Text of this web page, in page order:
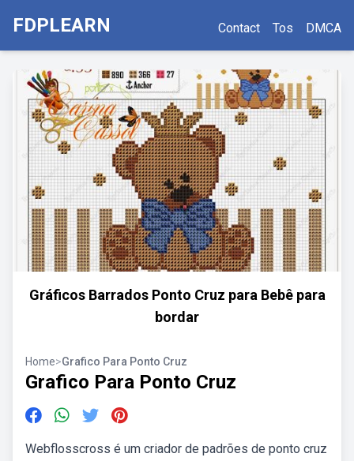
FDPLEARN Contact Tos DMCA
Gráficos Barrados Ponto Cruz para Bebê para
bordar
Home>Grafico Para Ponto Cruz
Grafico Para Ponto Cruz
Webflosscross é um criador de padrões de ponto cruz